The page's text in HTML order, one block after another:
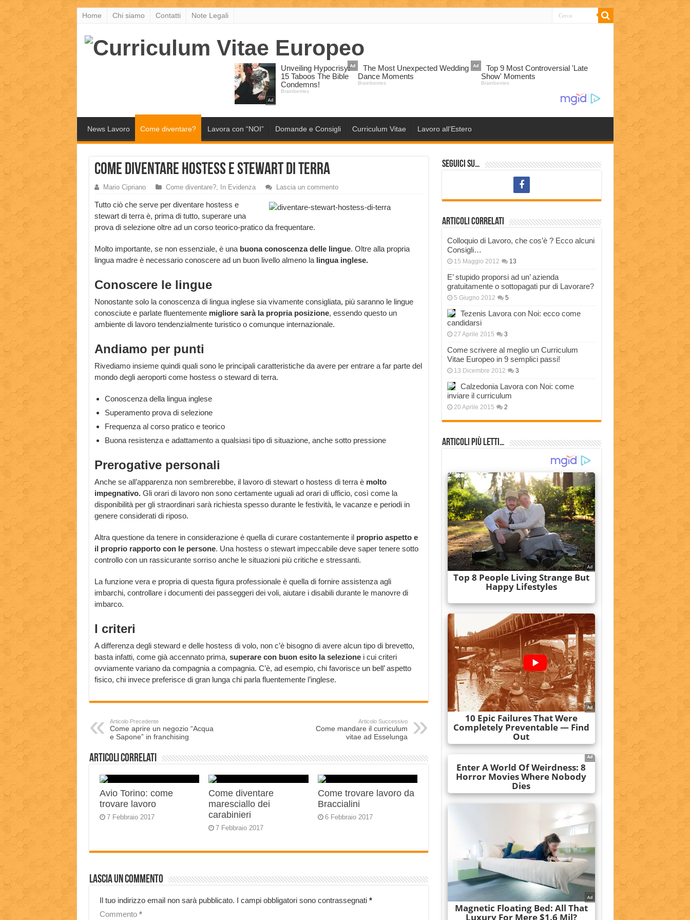
Home Chi siamo Contatti Note Legali
News Lavoro Come diventare? Lavora con “NOI” Domande e Consigli Curriculum Vitae Lavoro all’Estero
Come diventare Hostess e Stewart di terra
Mario Cipriano Come diventare?, In Evidenza Lascia un commento
Tutto ciò che serve per diventare hostess e
stewart di terra è, prima di tutto, superare una
prova di selezione oltre ad un corso teorico-pratico da frequentare.
Molto importante, se non essenziale, è una buona conoscenza delle lingue. Oltre alla propria
lingua madre è necessario conoscere ad un buon livello almeno la lingua inglese.
Conoscere le lingue
Nonostante solo la conoscenza di lingua inglese sia vivamente consigliata, più saranno le lingue
conosciute e parlate fluentemente migliore sarà la propria posizione, essendo questo un
ambiente di lavoro tendenzialmente turistico o comunque internazionale.
Andiamo per punti
Rivediamo insieme quindi quali sono le principali caratteristiche da avere per entrare a far parte del
mondo degli aeroporti come hostess o steward di terra.
Conoscenza della lingua inglese
Superamento prova di selezione
Frequenza al corso pratico e teorico
Buona resistenza e adattamento a qualsiasi tipo di situazione, anche sotto pressione
Prerogative personali
Anche se all’apparenza non sembrerebbe, il lavoro di stewart o hostess di terra è molto
impegnativo.Gli orari di lavoro non sono certamente uguali ad orari di ufficio, così come la
disponibilità per gli straordinari sarà richiesta spesso durante le festività, le vacanze e periodi in
genere considerati di riposo.
Altra questione da tenere in considerazione è quella di curare costantemente il proprio aspetto e
il proprio rapporto con le persone. Una hostess o stewart impeccabile deve saper tenere sotto
controllo con un rassicurante sorriso anche le situazioni più critiche e stressanti.
La funzione vera e propria di questa figura professionale è quella di fornire assistenza agli
imbarchi, controllare i documenti dei passeggeri dei voli, aiutare i disabili durante le manovre di
imbarco.
I criteri
A differenza degli steward e delle hostess di volo, non c’è bisogno di avere alcun tipo di brevetto,
basta infatti, come già accennato prima, superare con buon esito la selezionei cui criteri
ovviamente variano da compagnia a compagnia. C’è, ad esempio, chi favorisce un bell’ aspetto
fisico, chi invece preferisce di gran lunga chi parla fluentemente l’inglese.
Articolo Precedente
Come aprire un negozio “Acqua
e Sapone” in franchising
Articolo Successivo
Come mandare il curriculum
vitae ad Esselunga
Articoli correlati
Avio Torino: come
trovare lavoro
7 Febbraio 2017
Come diventare
maresciallo dei
carabinieri
7 Febbraio 2017
Come trovare lavoro da
Braccialini
6 Febbraio 2017
Lascia un commento
Il tuo indirizzo email non sarà pubblicato. I campi obbligatori sono contrassegnati *
Commento *
Seguici su…
Articoli correlati
Colloquio di Lavoro, che cos’è ? Ecco alcuni
Consigli…
15 Maggio 2012 13
E’ stupido proporsi ad un’ azienda
gratuitamente o sottopagati pur di Lavorare?
5 Giugno 2012 5
Tezenis Lavora con Noi: ecco come
candidarsi
27 Aprile 2015 3
Come scrivere al meglio un Curriculum
Vitae Europeo in 9 semplici passi!
13 Dicembre 2012 3
Calzedonia Lavora con Noi: come
inviare il curriculum
20 Aprile 2015 2
Articoli più Letti…